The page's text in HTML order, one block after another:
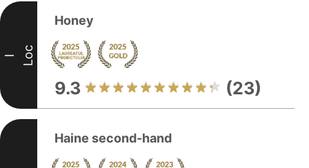
I Loc
Honey
9.3 (23)
Haine second-hand